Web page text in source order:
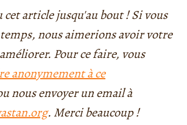
article jusqu'au bout ! Si vous
nous aimerions avoir votre
Pour ce faire, vous
anonymement à ce
nous envoyer un email à
. Merci beaucoup !